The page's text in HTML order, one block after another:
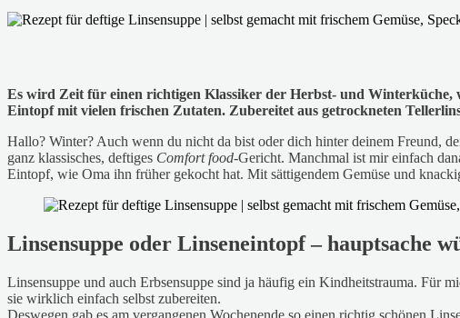
Es wird Zeit für einen richtigen Klassiker der Herbst- und
Eintopf mit vielen frischen Zutaten. Zubereitet aus getrockneten
Hallo? Winter? Auch wenn du nicht da bist oder dich hinter deinem Freund,
ganz klassisches, deftiges Comfort food-Gericht. Manchmal ist mir einfach
Eintopf, wie Oma ihn früher gekocht hat. Mit sättigendem Gemüse und
Linsensuppe oder Linseneintopf – hauptsache
Linsensuppe und auch Erbsensuppe sind ja häufig ein Kindheitstrauma. Für
sie wirklich einfach selbst zubereiten.
Deswegen gab es am vergangenen Wochenende so einen richtig schönen